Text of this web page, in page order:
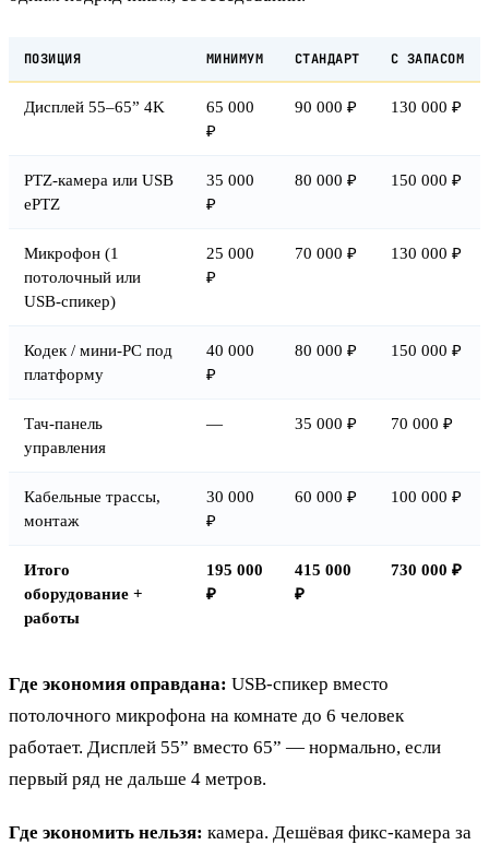
ПОЗИЦИЯ МИНИМУМ СТАНДАРТ С ЗАПАСОМ
Дисплей 55–65” 4K
65 000
₽
90 000 ₽ 130 000 ₽
PTZ-камера или USB
ePTZ
35 000
₽
80 000 ₽ 150 000 ₽
Микрофон (1
потолочный или
USB-спикер)
25 000
₽
70 000 ₽ 130 000 ₽
Кодек / мини-PC под
платформу
40 000
₽
80 000 ₽ 150 000 ₽
Тач-панель
управления
— 35 000 ₽ 70 000 ₽
Кабельные трассы,
монтаж
30 000
₽
60 000 ₽ 100 000 ₽
Итого
оборудование +
работы
195 000
₽
415 000
₽
730 000 ₽
Где экономия оправдана: USB-спикер вместо
потолочного микрофона на комнате до 6 человек
работает. Дисплей 55” вместо 65” — нормально, если
первый ряд не дальше 4 метров.
Где экономить нельзя: камера. Дешёвая фикс-камера за